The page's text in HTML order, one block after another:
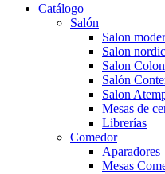
Catálogo
Salón
Salon
Salon
Salon
Salón
Salon
Mesas de
Librerías
Comedor
Aparadores
Mesas